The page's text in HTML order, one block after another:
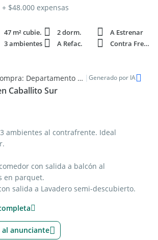
+ $48.000 expensas
47 m² cubie. 2 dorm.
A Estrenar
3 ambientes A Refac.
Contra Frente
Oportunidad de Compra: Departamento a estrenar de 2 dorms en Caballito | Generado por IA
Caballito Sur
ambientes al contrafrente. Ideal
con salida a balcón al
en parquet.
salida a Lavadero semi-descubierto.
bañera.
con placard empotrado y pisos en
al anunciante